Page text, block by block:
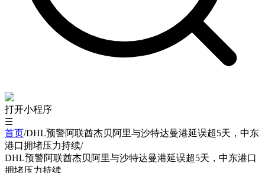
打开小程序
☰
首页/DHL预警阿联酋杰贝阿里与沙特达曼港延误超5天，中东
港口拥堵压力持续/
DHL预警阿联酋杰贝阿里与沙特达曼港延误超5天，中东港口
拥堵压力持续